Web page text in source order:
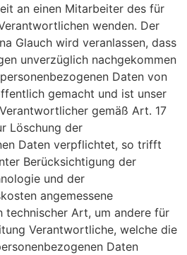
an einen Mitarbeiter des für
wenden. Der
Glauch wird veranlassen, dass
unverzüglich nachgekommen
Daten von
gemacht und ist unser
gemäß Art. 17
Löschung der
Daten verpflichtet, so trifft
Berücksichtigung der
und der
angemessene
technischer Art, um andere für
Verantwortliche, welche die
Daten